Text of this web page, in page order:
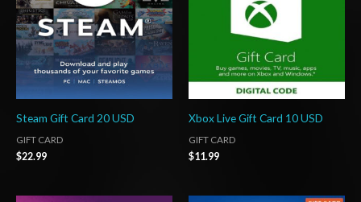
Steam Gift Card 20 USD
GIFT CARD
$22.99
Xbox Live Gift Card 10 USD
GIFT CARD
$11.99